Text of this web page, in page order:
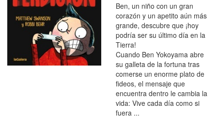
Ben, un niño con un gran
corazón y un apetito aún más
grande, descubre que ¡hoy
podría ser su último día en la
Tierra!
Cuando Ben Yokoyama abre
su galleta de la fortuna tras
comerse un enorme plato de
fideos, el mensaje que
encuentra dentro le cambia la
vida: Vive cada día como si
fuera ...